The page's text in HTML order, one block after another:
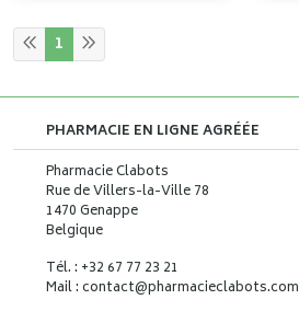
1
PHARMACIE EN LIGNE AGRÉÉE
Pharmacie Clabots
Rue de Villers-la-Ville 78
1470 Genappe
Belgique
Tél. : +32 67 77 23 21
Mail : contact@pharmacieclabots.com